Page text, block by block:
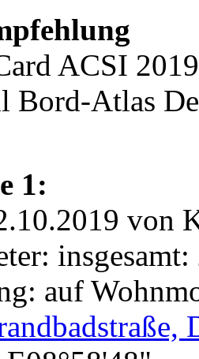
ACSI
Bord-Atlas
1:
von
auf